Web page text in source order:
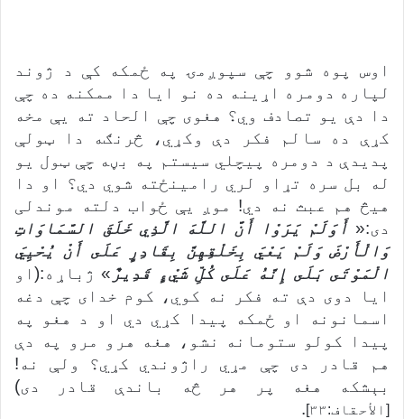
اوس پوه شوو چې سپوږمۍ په ځمکه کې د ژوند
لپاره دومره اړینه ده نو ایا دا ممکنه ده چې
دا دې یو تصادف وي؟ هغوی چې الحاد ته یې مخه
کړې ده سالم فکر دې وکړي، څرنګه دا ټولې
پدیدې د دومره پیچلي سیستم په بڼه چې ټول یو
له بل سره تړاو لري رامینځته شوي دي؟ او دا
هیڅ هم عبث نه دي! موږ یې ځواب دلته موندلی
دی:« أَوَلَمْ يَرَوْا أَنَّ اللَّهَ الَّذِي خَلَقَ السَّمَاوَاتِ
وَالْأَرْضَ وَلَمْ يَعْيَ بِخَلْقِهِنَّ بِقَادِرٍ عَلَى أَنْ يُحْيِيَ
الْمَوْتَى بَلَى إِنَّهُ عَلَى كُلِّ شَيْءٍ قَدِيرٌ » ژباړه:(او
ایا دوی دې ته فکر نه کوي، کوم خدای چې دغه
اسمانونه او ځمکه پیدا کړي دي او د هغو په
پيدا کولو ستومانه نشو، هغه هرو مرو په دې
هم قادر دی چې مړي راژوندي کړي؟ ولې نه!
بېشکه هغه پر هر څه باندې قادر دی)
[الأحقاف:۳۳] .